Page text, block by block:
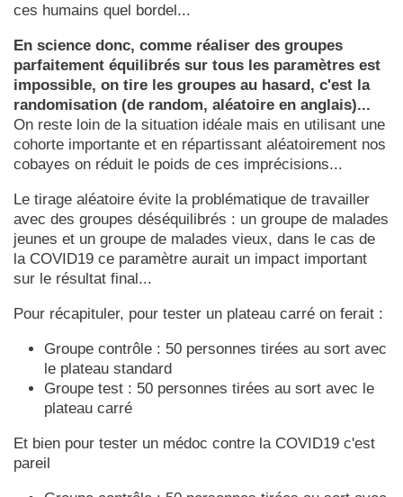
ces humains quel bordel...
En science donc, comme réaliser des groupes
parfaitement équilibrés sur tous les paramètres est
impossible, on tire les groupes au hasard, c'est la
randomisation (de random, aléatoire en anglais)...
On reste loin de la situation idéale mais en utilisant une
cohorte importante et en répartissant aléatoirement nos
cobayes on réduit le poids de ces imprécisions...
Le tirage aléatoire évite la problématique de travailler
avec des groupes déséquilibrés : un groupe de malades
jeunes et un groupe de malades vieux, dans le cas de
la COVID19 ce paramètre aurait un impact important
sur le résultat final...
Pour récapituler, pour tester un plateau carré on ferait :
Groupe contrôle : 50 personnes tirées au sort avec
le plateau standard
Groupe test : 50 personnes tirées au sort avec le
plateau carré
Et bien pour tester un médoc contre la COVID19 c'est
pareil